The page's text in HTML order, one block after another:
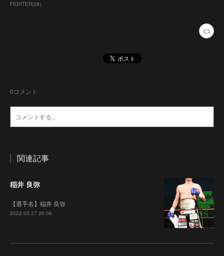
FIGHTER(38)
0コメント
関連記事
稲井 良弥
【選手名】稲井 良弥
2022.03.27 20:06